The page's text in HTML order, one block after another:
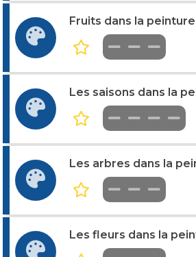
Fruits dans la peinture
Les saisons dans la
Les arbres dans la
Les fleurs dans la